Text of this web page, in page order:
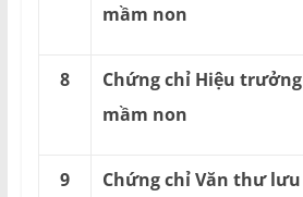
mầm non
8
Chứng chỉ Hiệu trưởng
mầm non
9
Chứng chỉ Văn thư lưu